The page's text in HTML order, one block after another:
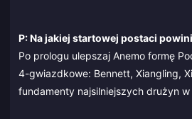
P: Na jakiej startowej postaci
Po prologu ulepszaj Anemo formę
4-gwiazdkowe: Bennett, Xiangling,
fundamenty najsilniejszych drużyn